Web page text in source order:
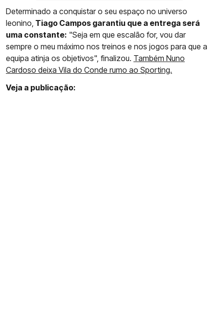
Determinado a conquistar o seu espaço no universo
leonino, Tiago Campos garantiu que a entrega será
uma constante: "Seja em que escalão for, vou dar
sempre o meu máximo nos treinos e nos jogos para que a
equipa atinja os objetivos", finalizou. Também Nuno
Cardoso deixa Vila do Conde rumo ao Sporting.
Veja a publicação: